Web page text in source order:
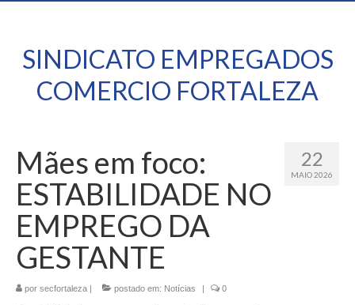
SINDICATO EMPREGADOS
COMERCIO FORTALEZA
22
MAIO 2026
Mães em foco:
ESTABILIDADE NO
EMPREGO DA
GESTANTE
por secfortaleza | postado em: Notícias | 0